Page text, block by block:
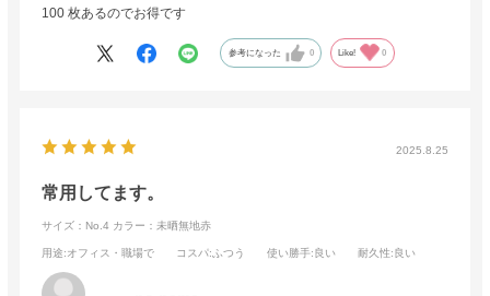
100 枚あるのでお得です
参考になった 0 Like! 0
2025.8.25
常用してます。
サイズ：No.4 カラー：未晒無地赤
用途:オフィス・職場で コスパ:ふつう 使い勝手:良い 耐久性:良い